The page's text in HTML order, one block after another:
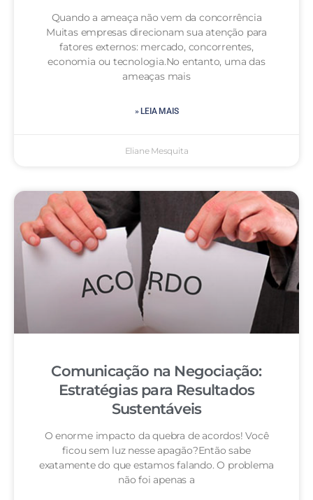
Quando a ameaça não vem da concorrência
Muitas empresas direcionam sua atenção para
fatores externos: mercado, concorrentes,
economia ou tecnologia.No entanto, uma das
ameaças mais
» LEIA MAIS
Eliane Mesquita
Comunicação na Negociação:
Estratégias para Resultados
Sustentáveis
O enorme impacto da quebra de acordos! Você
ficou sem luz nesse apagão?Então sabe
exatamente do que estamos falando. O problema
não foi apenas a